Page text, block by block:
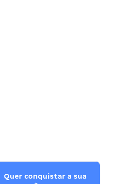
Quer conquistar a sua